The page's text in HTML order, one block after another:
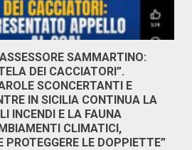
SAMMARTINO:
DEI CACCIATORI”.
SCONCERTANTI E
IN SICILIA CONTINUA LA
INCENDI E LA FAUNA
CLIMATICI,
PROTEGGERE LE DOPPIETTE”